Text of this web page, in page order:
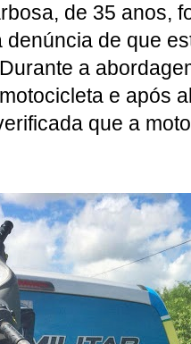
de 35 anos,
denúncia de que
a
e após
que a